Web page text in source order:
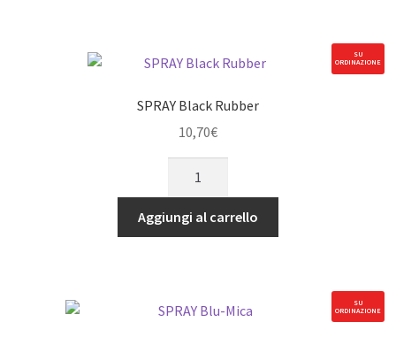
SU
ORDINAZIONE
SPRAY Black Rubber
10,70€
Rubber
quantità
Aggiungi al carrello
SU
ORDINAZIONE